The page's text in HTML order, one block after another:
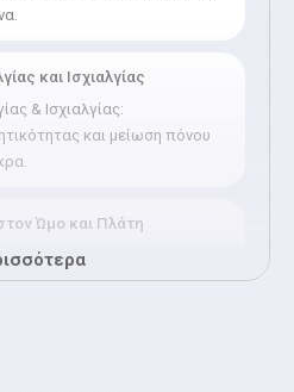
και Ισχιαλγίας
& Ισχιαλγίας:
και μείωση πόνου
Ώμο και Πλάτη
Ώμο & Πλάτη: Ανακούφιση
σπασμούς και δυσκαμψία
Γόνατο